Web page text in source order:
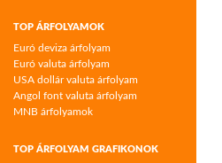
TOP ÁRFOLYAMOK
Euró deviza árfolyam
Euró valuta árfolyam
USA dollár valuta árfolyam
Angol font valuta árfolyam
MNB árfolyamok
TOP ÁRFOLYAM GRAFIKONOK